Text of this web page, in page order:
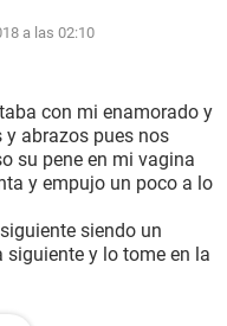
a las 02:10
con mi enamorado y
y abrazos pues nos
su pene en mi vagina
y empujo un poco a lo
siendo un
y lo tome en la